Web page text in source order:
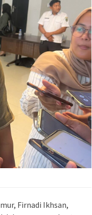
Firnadi Ikhsan,